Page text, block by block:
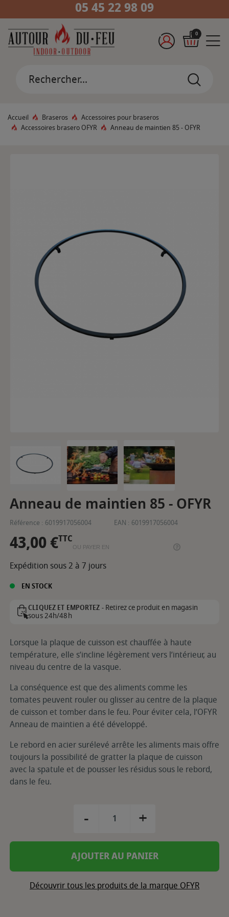
05 45 22 98 09
0
Accueil Braseros
Accessoires pour braseros
Accessoires brasero OFYR
Anneau de maintien 85 - OFYR
Anneau de maintien 85 - OFYR
Référence : 6019917056004 EAN : 6019917056004
43,00 €TTC
OU PAYER EN
Expédition sous 2 à 7 jours
EN STOCK
CLIQUEZ ET EMPORTEZ -Retirez ce produit en magasin
sous 24h/48h
Lorsque la plaque de cuisson est chauffée à haute
température, elle s’incline légèrement vers l’intérieur, au
niveau du centre de la vasque.
La conséquence est que des aliments comme les
tomates peuvent rouler ou glisser au centre de la plaque
de cuisson et tomber dans le feu. Pour éviter cela, l’OFYR
Anneau de maintien a été développé.
Le rebord en acier surélevé arrête les aliments mais offre
toujours la possibilité de gratter la plaque de cuisson
avec la spatule et de pousser les résidus sous le rebord,
dans le feu.
- +
AJOUTER AU PANIER
Découvrir tous les produits de la marque OFYR